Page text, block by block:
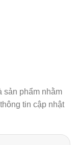
sản phẩm nhằm
tin cập nhật